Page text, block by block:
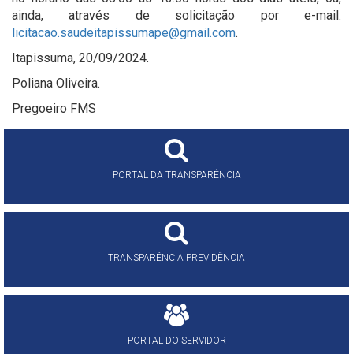
ainda, através de solicitação por e-mail:
licitacao.saudeitapissumape@gmail.com.
Itapissuma, 20/09/2024.
Poliana Oliveira.
Pregoeiro FMS
PORTAL DA TRANSPARÊNCIA
TRANSPARÊNCIA PREVIDÊNCIA
PORTAL DO SERVIDOR